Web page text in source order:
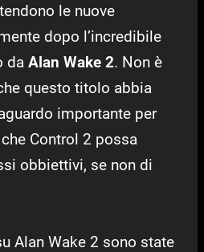
le nuove
dopo l’incredibile
da Alan Wake 2. Non è
questo titolo abbia
importante per
Control 2 possa
obbiettivi, se non di
Alan Wake 2 sono state